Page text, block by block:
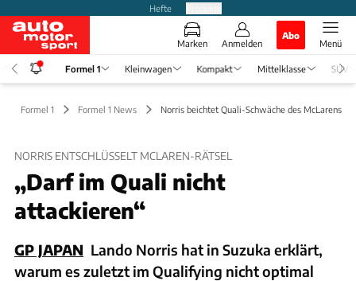
Hefte
Marken Anmelden
Abo
Menü
Formel 1 Kleinwagen Kompakt Mittelklasse SUV
Formel 1 Formel 1 News Norris beichtet Quali-Schwäche des McLarens
NORRIS ENTSCHLÜSSELT MCLAREN-RÄTSEL
„Darf im Quali nicht
attackieren“
GP JAPAN Lando Norris hat in Suzuka erklärt,
warum es zuletzt im Qualifying nicht optimal